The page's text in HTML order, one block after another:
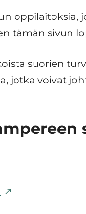
oppilaitoksia,
tämän sivun
suorien
jotka voivat